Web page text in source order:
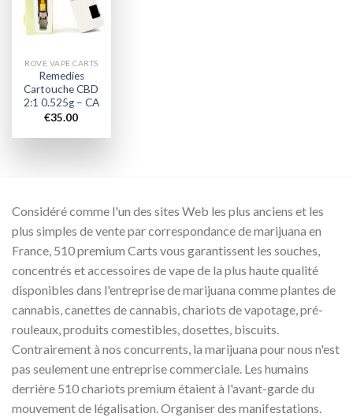
wishlist
ROVE VAPE CARTS
Remedies
Cartouche CBD
2:1 0.525g – CA
€35.00
Considéré comme l'un des sites Web les plus anciens et les
plus simples de vente par correspondance de marijuana en
France, 510 premium Carts vous garantissent les souches,
concentrés et accessoires de vape de la plus haute qualité
disponibles dans l'entreprise de marijuana comme plantes de
cannabis, canettes de cannabis, chariots de vapotage, pré-
rouleaux, produits comestibles, dosettes, biscuits.
Contrairement à nos concurrents, la marijuana pour nous n'est
pas seulement une entreprise commerciale. Les humains
derrière 510 chariots premium étaient à l'avant-garde du
mouvement de légalisation. Organiser des manifestations.